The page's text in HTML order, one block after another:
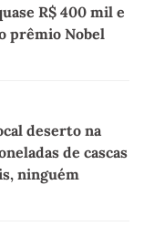
R$ 400 mil e
prêmio Nobel
deserto na
de cascas
ninguém